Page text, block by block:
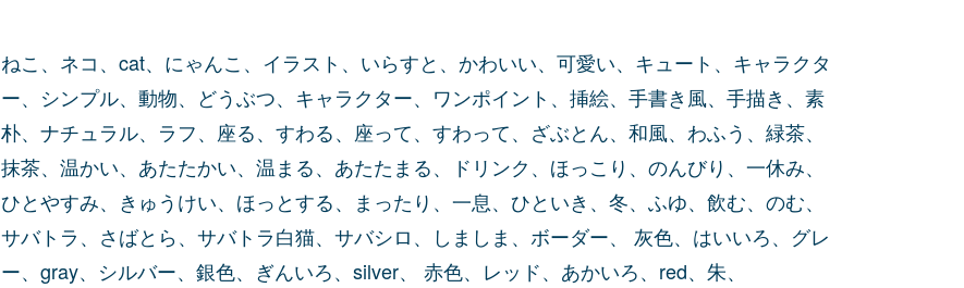
ねこ、ネコ、cat、にゃんこ、イラスト、いらすと、かわいい、可愛い、キュート、キャラクタ
ー、シンプル、動物、どうぶつ、キャラクター、ワンポイント、挿絵、手書き風、手描き、素
朴、ナチュラル、ラフ、座る、すわる、座って、すわって、ざぶとん、和風、わふう、緑茶、
抹茶、温かい、あたたかい、温まる、あたたまる、ドリンク、ほっこり、のんびり、一休み、
ひとやすみ、きゅうけい、ほっとする、まったり、一息、ひといき、冬、ふゆ、飲む、のむ、
サバトラ、さばとら、サバトラ白猫、サバシロ、しましま、ボーダー、 灰色、はいいろ、グレ
ー、gray、シルバー、銀色、ぎんいろ、silver、 赤色、レッド、あかいろ、red、朱、